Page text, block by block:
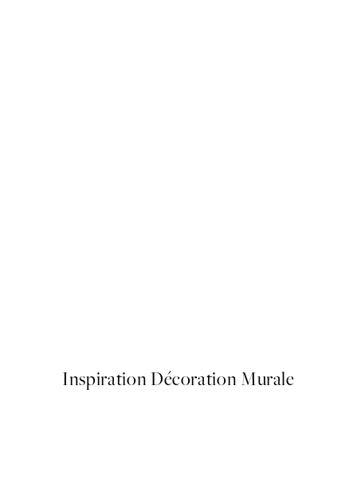
Inspiration Décoration Murale